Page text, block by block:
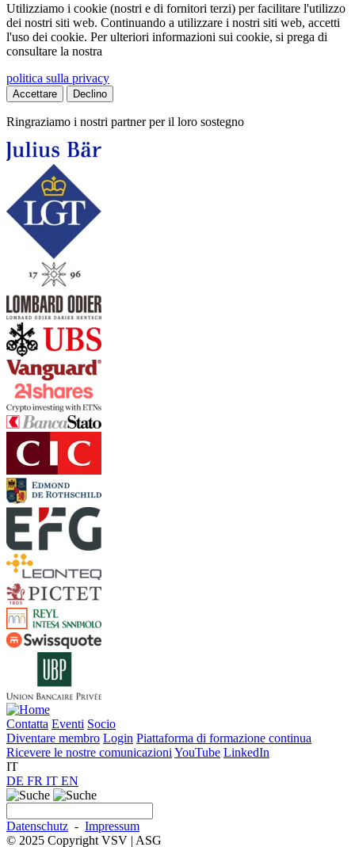
Utilizziamo i cookie (nostri e di fornitori terzi) per facilitare l'utilizzo
dei nostri siti web. Continuando a utilizzare i nostri siti web, accetti
l'uso dei cookie. Per ulteriori informazioni sui cookie, si prega di
consultare la nostra
politica sulla privacy
Accettare Declino
Ringraziamo i nostri partner per il loro sostegno
Contatta Eventi Socio
Diventare membro Login Piattaforma di formazione continua
Ricevere le nostre comunicazioni YouTube LinkedIn
IT
DE FR IT EN
Datenschutz - Impressum
© 2025 Copyright VSV | ASG